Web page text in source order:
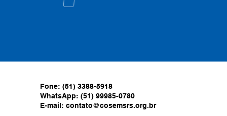
Fone: (51) 3388-5918
WhatsApp: (51) 99985-0780
E-mail: contato@cosemsrs.org.br